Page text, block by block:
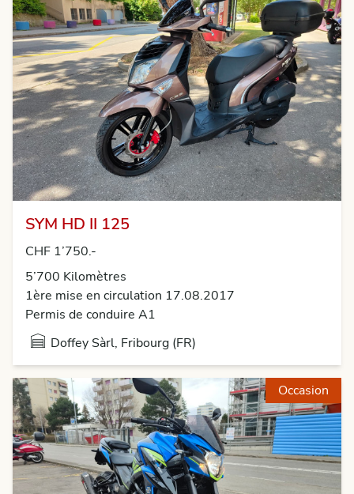
SYM HD II 125
CHF 1’750.-
5’700 Kilomètres
1ère mise en circulation 17.08.2017
Permis de conduire A1
Doffey Sàrl, Fribourg (FR)
Occasion